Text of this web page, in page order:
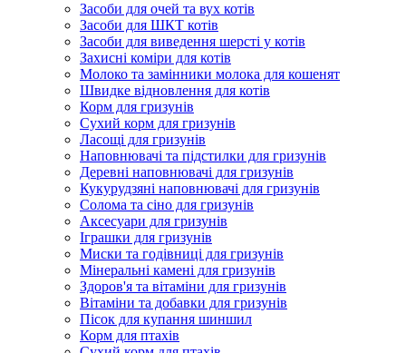
Засоби для очей та вух котів
Засоби для ШКТ котів
Засоби для виведення шерсті у котів
Захисні коміри для котів
Молоко та замінники молока для кошенят
Швидке відновлення для котів
Корм для гризунів
Сухий корм для гризунів
Ласощі для гризунів
Наповнювачі та підстилки для гризунів
Деревні наповнювачі для гризунів
Кукурудзяні наповнювачі для гризунів
Солома та сіно для гризунів
Аксесуари для гризунів
Іграшки для гризунів
Миски та годівниці для гризунів
Мінеральні камені для гризунів
Здоров'я та вітаміни для гризунів
Вітаміни та добавки для гризунів
Пісок для купання шиншил
Корм для птахів